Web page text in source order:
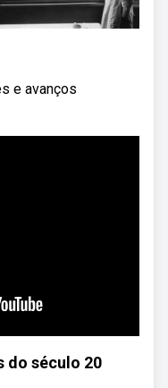
e avanços
do século 20